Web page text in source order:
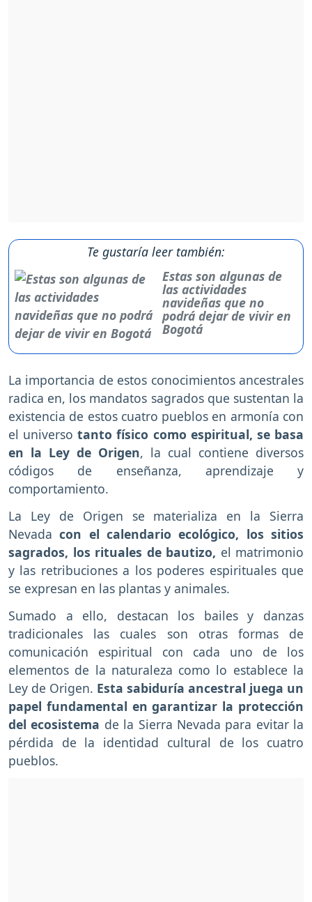
Te gustaría leer también:
Estas son algunas de
las actividades
navideñas que no
podrá dejar de vivir en
Bogotá
La importancia de estos conocimientos ancestrales
radica en, los mandatos sagrados que sustentan la
existencia de estos cuatro pueblos en armonía con
el universotanto físico como espiritual, se basa
en la Ley de Origen, la cual contiene diversos
códigos de enseñanza, aprendizaje y
comportamiento.
La Ley de Origen se materializa en la Sierra
Nevadacon el calendario ecológico, los sitios
sagrados, los rituales de bautizo, el matrimonio
y las retribuciones a los poderes espirituales que
se expresan en las plantas y animales.
Sumado a ello, destacan los bailes y danzas
tradicionales las cuales son otras formas de
comunicación espiritual con cada uno de los
elementos de la naturaleza como lo establece la
Ley de Origen. Esta sabiduría ancestral juega un
papel fundamental en garantizar la protección
del ecosistema de la Sierra Nevada para evitar la
pérdida de la identidad cultural de los cuatro
pueblos.